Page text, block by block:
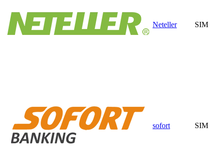
Neteller SIM
sofort SIM